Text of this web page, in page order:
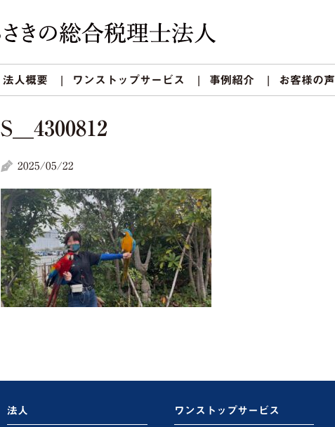
法人概要 ワンストップサービス 事例紹介 お客様の声
S__4300812
2025/05/22
法人 ワンストップサービス